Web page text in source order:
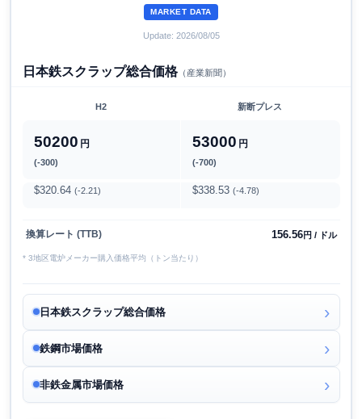
MARKET DATA
Update: 2026/08/05
日本鉄スクラップ総合価格（産業新聞）
H2 新断プレス
50200 円
(-300)
53000 円
(-700)
$320.64 (-2.21) $338.53 (-4.78)
換算レート (TTB) 156.56円 / ドル
* 3地区電炉メーカー購入価格平均（トン当たり）
日本鉄スクラップ総合価格
鉄鋼市場価格
非鉄金属市場価格